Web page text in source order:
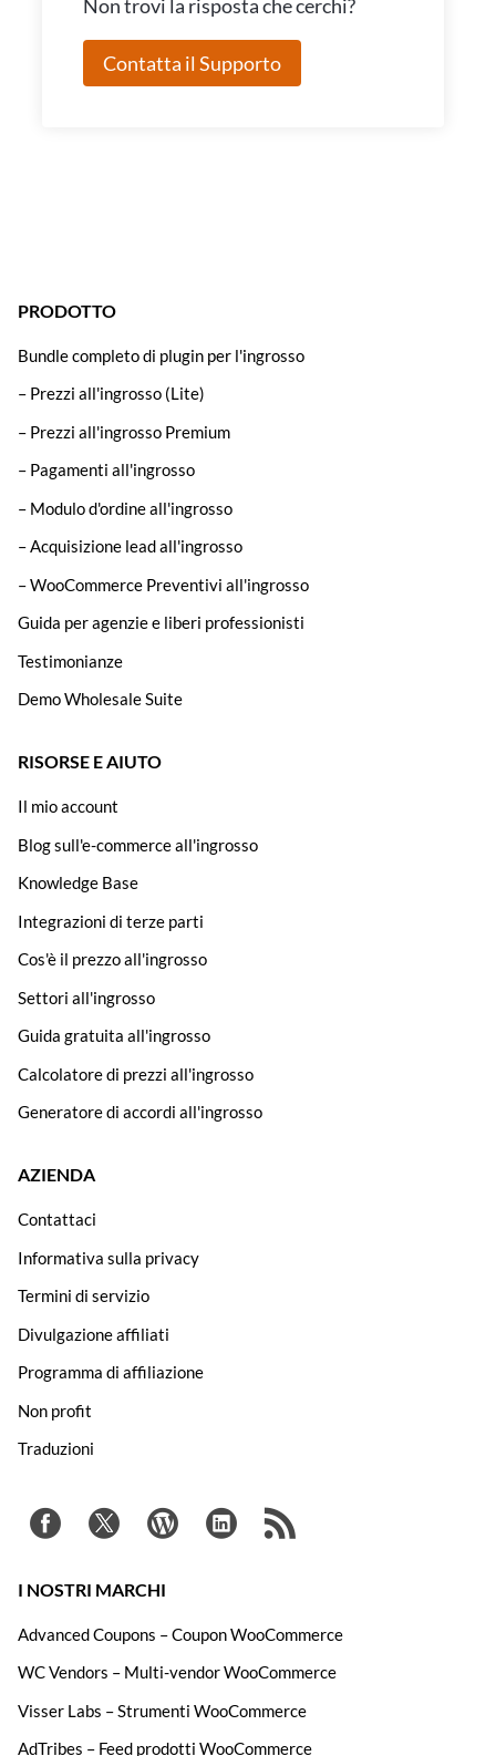
Non trovi la risposta che cerchi?
Contatta il Supporto
PRODOTTO
Bundle completo di plugin per l'ingrosso
– Prezzi all'ingrosso (Lite)
– Prezzi all'ingrosso Premium
– Pagamenti all'ingrosso
– Modulo d'ordine all'ingrosso
– Acquisizione lead all'ingrosso
– WooCommerce Preventivi all'ingrosso
Guida per agenzie e liberi professionisti
Testimonianze
Demo Wholesale Suite
RISORSE E AIUTO
Il mio account
Blog sull'e-commerce all'ingrosso
Knowledge Base
Integrazioni di terze parti
Cos'è il prezzo all'ingrosso
Settori all'ingrosso
Guida gratuita all'ingrosso
Calcolatore di prezzi all'ingrosso
Generatore di accordi all'ingrosso
AZIENDA
Contattaci
Informativa sulla privacy
Termini di servizio
Divulgazione affiliati
Programma di affiliazione
Non profit
Traduzioni
I NOSTRI MARCHI
Advanced Coupons – Coupon WooCommerce
WC Vendors – Multi-vendor WooCommerce
Visser Labs – Strumenti WooCommerce
AdTribes – Feed prodotti WooCommerce